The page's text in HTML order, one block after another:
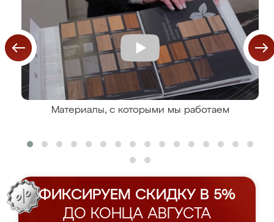
Материалы, с которыми мы работаем
ФИКСИРУЕМ СКИДКУ В 5%
ДО КОНЦА АВГУСТА